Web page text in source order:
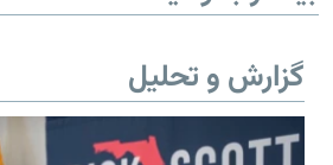
گزارش و تحلیل